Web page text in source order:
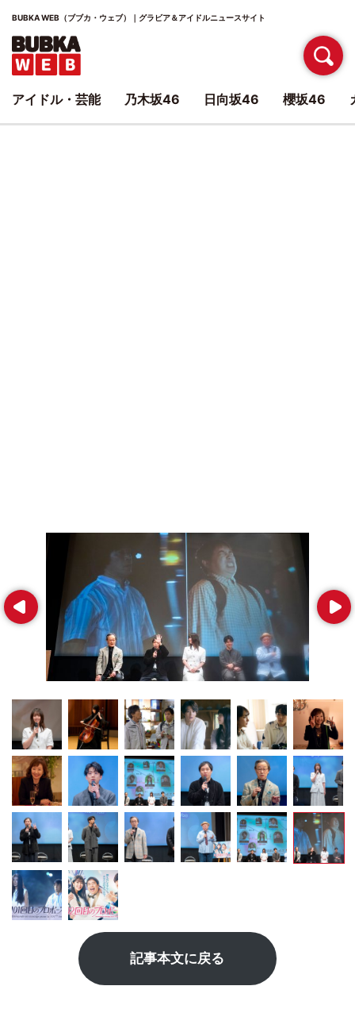
BUBKA WEB（ブブカ・ウェブ）｜グラビア＆アイドルニュースサイト
Prev Next
記事本文に戻る
アイドル・芸能 乃木坂46 日向坂46 櫻坂46